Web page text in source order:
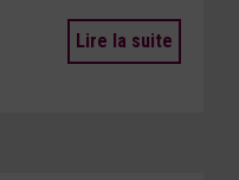
Lire la suite